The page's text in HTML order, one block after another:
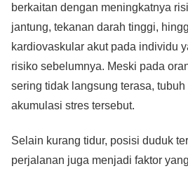
berkaitan dengan meningkatnya
jantung, tekanan darah tinggi,
kardiovaskular akut pada individu
risiko sebelumnya. Meski pada
sering tidak langsung terasa, tubuh
akumulasi stres tersebut.
Selain kurang tidur, posisi duduk
perjalanan juga menjadi faktor